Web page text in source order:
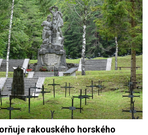
rakouského horského